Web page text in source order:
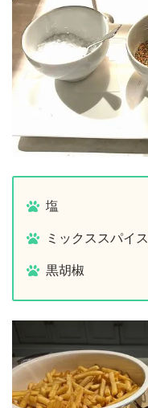
塩
ミックススパイス
黒胡椒